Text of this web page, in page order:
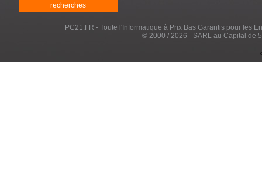
recherches
PC21.FR - Toute l'Informatique à Prix Bas Garantis pour les
© 2000 / 2026 - SARL au Capital de